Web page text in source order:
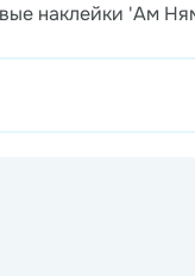
наклейки 'Ам